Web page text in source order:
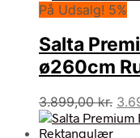
På Udsalg! 5%
Salta
ø260cm
3.899,00kr. Den